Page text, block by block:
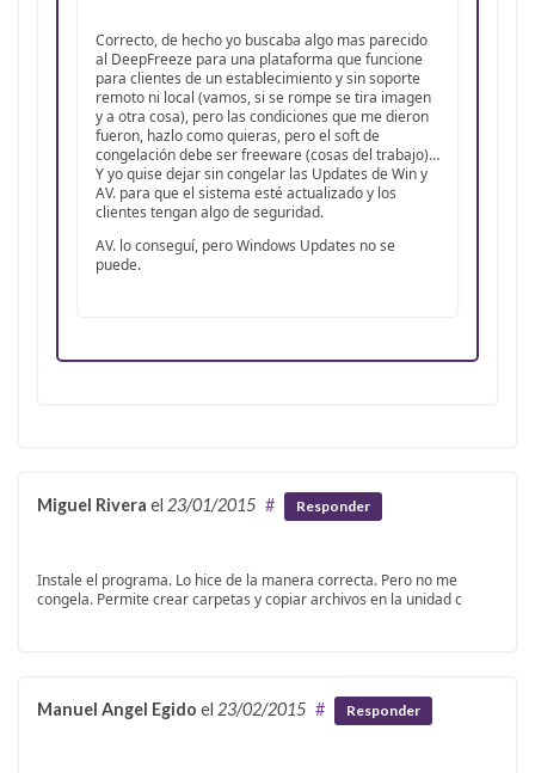
Correcto, de hecho yo buscaba algo mas parecido
al DeepFreeze para una plataforma que funcione
para clientes de un establecimiento y sin soporte
remoto ni local (vamos, si se rompe se tira imagen
y a otra cosa), pero las condiciones que me dieron
fueron, hazlo como quieras, pero el soft de
congelación debe ser freeware (cosas del trabajo)…
Y yo quise dejar sin congelar las Updates de Win y
AV. para que el sistema esté actualizado y los
clientes tengan algo de seguridad.
AV. lo conseguí, pero Windows Updates no se
puede.
Miguel Rivera el 23/01/2015 # Responder
Instale el programa. Lo hice de la manera correcta. Pero no me
congela. Permite crear carpetas y copiar archivos en la unidad c
Manuel Angel Egido el 23/02/2015 # Responder